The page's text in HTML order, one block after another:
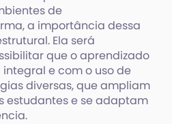
de
a importância dessa
Ela será
que o aprendizado
e com o uso de
diversas, que ampliam
estudantes e se adaptam